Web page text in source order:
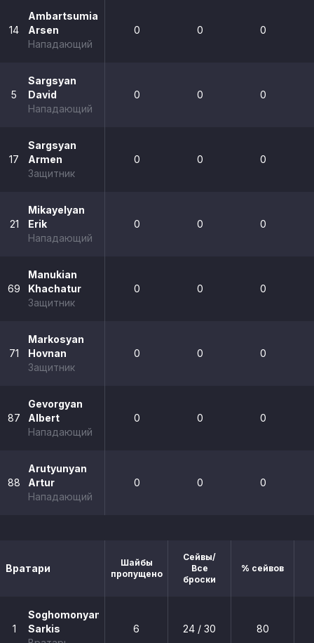
14
Ambartsumian
Arsen
Нападающий
0 0 0
5
Sargsyan
David
Нападающий
0 0 0
17
Sargsyan
Armen
Защитник
0 0 0
21
Mikayelyan
Erik
Нападающий
0 0 0
69
Manukian
Khachatur
Защитник
0 0 0
71
Markosyan
Hovnan
Защитник
0 0 0
87
Gevorgyan
Albert
Нападающий
0 0 0
88
Arutyunyan
Artur
Нападающий
0 0 0
Вратари
Шайбы
пропущено
Сейвы/
Все
броски
% сейвов
1
Soghomonyan
Sarkis
6 24 / 30 80